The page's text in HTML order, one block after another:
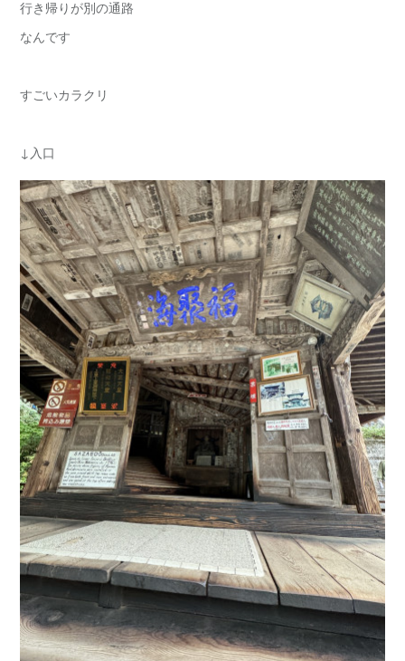
行き帰りが別の通路
なんです
すごいカラクリ
↓入口